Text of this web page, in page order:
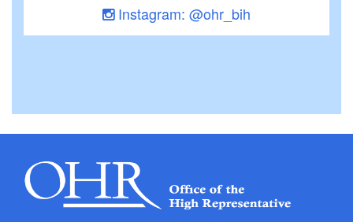
Instagram: @ohr_bih